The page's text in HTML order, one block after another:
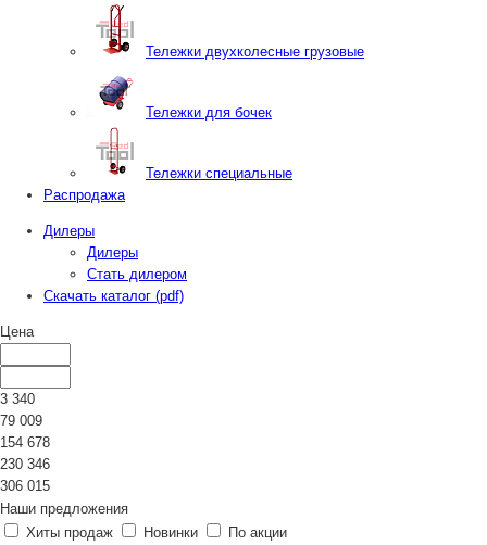
Тележки двухколесные грузовые
Тележки для бочек
Тележки специальные
Распродажа
Дилеры
Дилеры
Стать дилером
Скачать каталог (pdf)
Цена
3 340
79 009
154 678
230 346
306 015
Наши предложения
Хиты продаж
Новинки
По акции